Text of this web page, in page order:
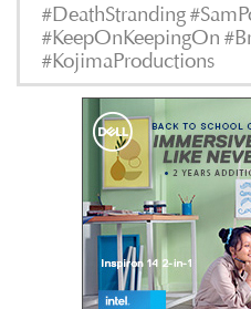
#DeathStranding
#KeepOnKeepingOn
#KojimaProductions